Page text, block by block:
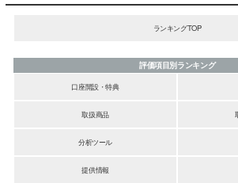
ランキングTOP
評価項目別ランキング
口座開設・特典
取扱商品
分析ツール
提供情報